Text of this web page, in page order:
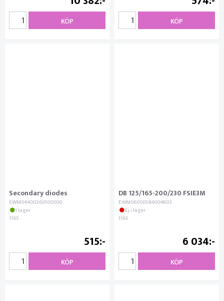
KÖP KÖP
Secondary diodes
EWM04400260100000
I lager
1165
515
KÖP
DB 125/165-200/230 FSIE3M
EWM060005B4004K03
Ej i lager
1165
6 034
KÖP